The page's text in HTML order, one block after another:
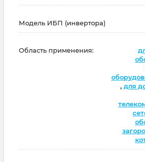
Модель ИБП (инвертора)
Область применения:
, для